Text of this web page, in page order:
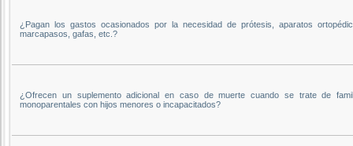
¿Pagan los gastos ocasionados por la necesidad de prótesis, aparatos
marcapasos, gafas, etc.?
¿Ofrecen un suplemento adicional en caso de muerte cuando se trate de
monoparentales con hijos menores o incapacitados?